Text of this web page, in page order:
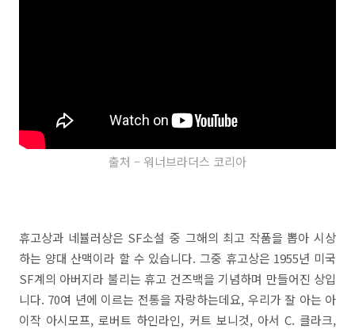
출처 – 워너브라더스 코리아
휴고상과 네뷸러상은 SF소설 중 그해의 최고 작품을 뽑아 시상
하는 양대 산맥이라 할 수 있습니다. 그중 휴고상은 1955년 미국
SF계의 아버지라 불리는 휴고 건즈백을 기념하며 만들어진 상입
니다. 70여 년에 이르는 전통을 자랑하는데요, 우리가 잘 아는 아
이작 아시모프, 로버트 하인라인, 커트 보니것, 아서 C. 클라크,